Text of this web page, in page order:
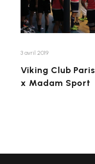
3 avril 2019
Viking Club Paris
x Madam Sport